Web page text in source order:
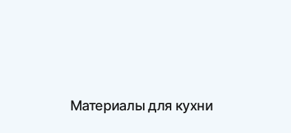
Материалы для кухни